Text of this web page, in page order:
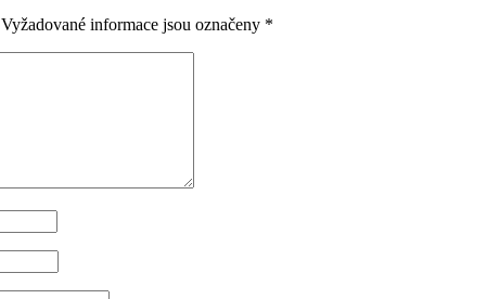
Vyžadované informace jsou označeny *